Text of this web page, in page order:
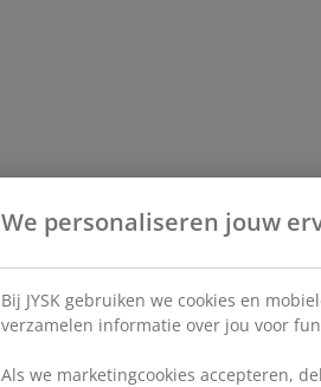
We personaliseren jouw
Bij JYSK gebruiken we cookies en
verzamelen informatie over jou voor
Als we marketingcookies accepteren,